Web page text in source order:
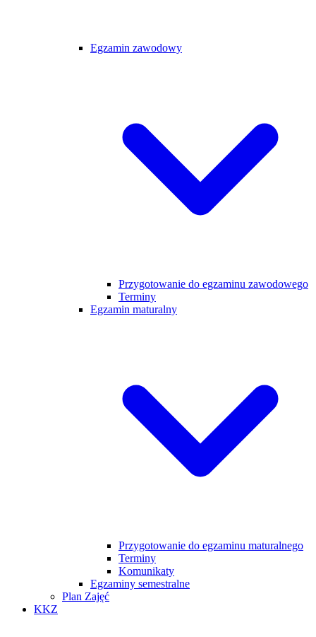
Egzamin zawodowy
Przygotowanie do egzaminu zawodowego
Terminy
Egzamin maturalny
Przygotowanie do egzaminu maturalnego
Terminy
Komunikaty
Egzaminy semestralne
Plan Zajęć
KKZ